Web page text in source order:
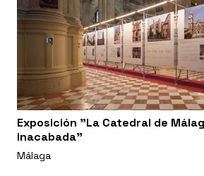
Exposición "La Catedral de
inacabada"
Málaga